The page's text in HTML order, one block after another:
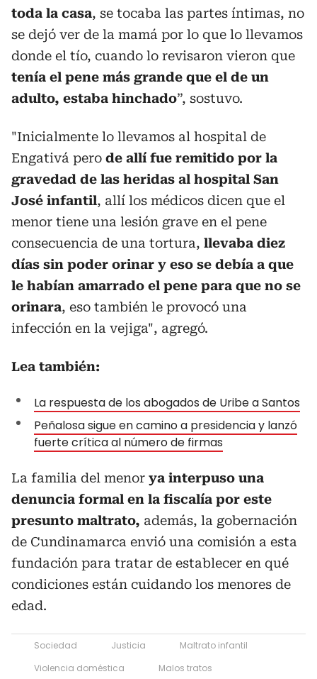
toda la casa, se tocaba las partes íntimas, no
se dejó ver de la mamá por lo que lo llevamos
donde el tío, cuando lo revisaron vieron que
tenía el pene más grande que el de un
adulto, estaba hinchado”, sostuvo.
"Inicialmente lo llevamos al hospital de
Engativá pero de allí fue remitido por la
gravedad de las heridas al hospital San
José infantil, allí los médicos dicen que el
menor tiene una lesión grave en el pene
consecuencia de una tortura, llevaba diez
días sin poder orinar y eso se debía a que
le habían amarrado el pene para que no se
orinara, eso también le provocó una
infección en la vejiga", agregó.
Lea también:
La respuesta de los abogados de Uribe a Santos
Peñalosa sigue en camino a presidencia y lanzó
fuerte crítica al número de firmas
La familia del menor ya interpuso una
denuncia formal en la fiscalía por este
presunto maltrato, además, la gobernación
de Cundinamarca envió una comisión a esta
fundación para tratar de establecer en qué
condiciones están cuidando los menores de
edad.
Sociedad Justicia
Maltrato infantil
Violencia doméstica
Malos tratos